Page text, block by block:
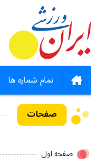
تمام شماره ها
صفحات
صفحه اول